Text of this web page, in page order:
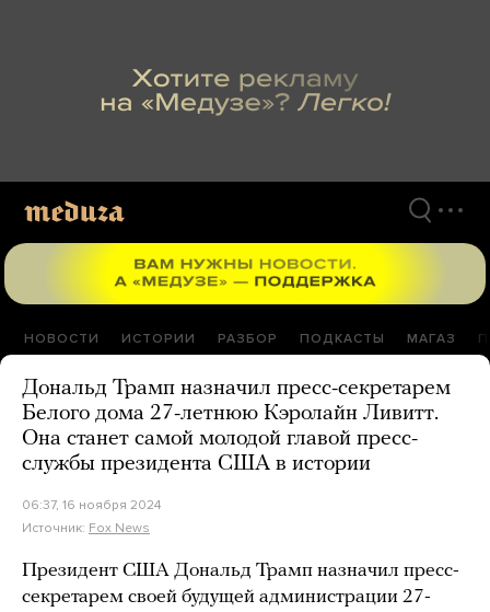
НОВОСТИ ИСТОРИИ РАЗБОР ПОДКАСТЫ МАГАЗ
Дональд Трамп назначил пресс-секретарем
Белого дома 27-летнюю Кэролайн Ливитт.
Она станет самой молодой главой пресс-
службы президента США в истории
06:37, 16 ноября 2024
Источник: Fox News
Президент США Дональд Трамп назначил пресс-
секретарем своей будущей администрации 27-